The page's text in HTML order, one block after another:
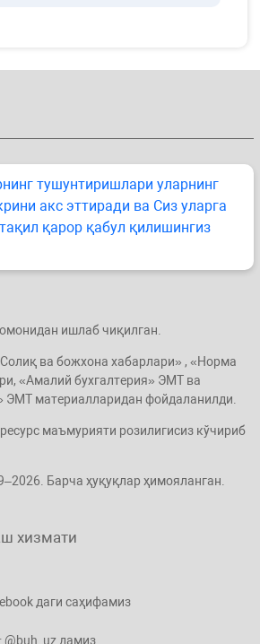
тушунтиришлари уларнинг
акс эттиради ва Сиз уларга
қарор қабул қилишингиз
ишлаб чиқилган.
ва божхона хабарлари» , «Норма
«Амалий бухгалтерия» ЭМТ ва
ЭМТ материалларидан фойдаланилди.
маъмурияти розилигисиз кўчириб
Барча ҳуқуқлар ҳимояланган.
хизмати
даги саҳифамиз
@buh_uz дамиз